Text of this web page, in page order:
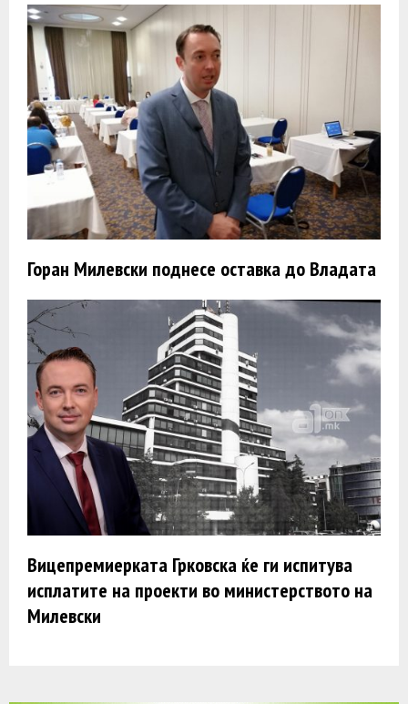
Горан Милевски поднесе оставка до Владата
Вицепремиерката Грковска ќе ги испитува
исплатите на проекти во министерството на
Милевски